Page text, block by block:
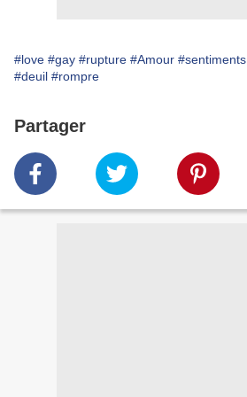
#love #gay #rupture #Amour #sentiments
#deuil #rompre
Partager